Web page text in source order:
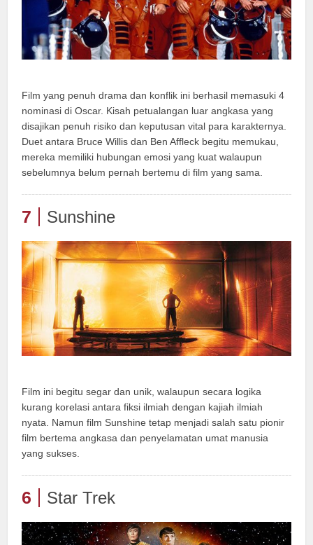
Film yang penuh drama dan konflik ini berhasil memasuki 4
nominasi di Oscar. Kisah petualangan luar angkasa yang
disajikan penuh risiko dan keputusan vital para karakternya.
Duet antara Bruce Willis dan Ben Affleck begitu memukau,
mereka memiliki hubungan emosi yang kuat walaupun
sebelumnya belum pernah bertemu di film yang sama.
7 Sunshine
Film ini begitu segar dan unik, walaupun secara logika
kurang korelasi antara fiksi ilmiah dengan kajiah ilmiah
nyata. Namun film Sunshine tetap menjadi salah satu pionir
film bertema angkasa dan penyelamatan umat manusia
yang sukses.
6 Star Trek